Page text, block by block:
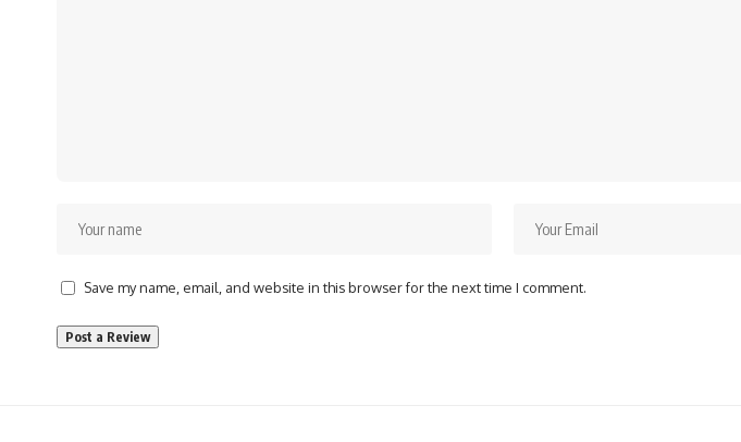
Save my name, email, and website in this browser for the next time I comment.